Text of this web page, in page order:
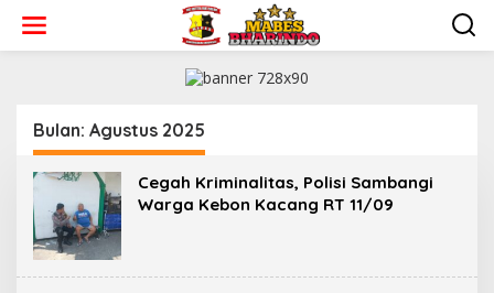
w
Bulan: Agustus 2025
Cegah Kriminalitas, Polisi Sambangi
Warga Kebon Kacang RT 11/09